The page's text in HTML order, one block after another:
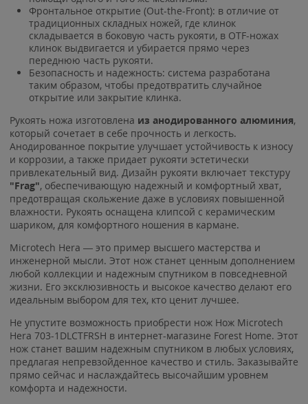
Фронтальное открытие (Out-the-Front): в отличие от
традиционных складных ножей, где клинок
складывается в боковую часть рукояти, в OTF-ножах
клинок выдвигается и убирается прямо через
переднюю часть рукояти.
Безопасность и надежность: система разработана
таким образом, чтобы предотвратить случайное
открытие или закрытие клинка.
Рукоять ножа изготовлена из анодированного алюминия,
который сочетает в себе прочность и легкость.
Анодированное покрытие улучшает устойчивость к износу
и коррозии, а также придает рукояти эстетически
привлекательный вид. Дизайн рукояти включает текстуру
"Frag", обеспечивающую надежный и комфортный хват,
предотвращая скольжение даже в условиях повышенной
влажности. Рукоять оснащена клипсой с керамическим
шариком, для комфортного ношения в кармане.
Microtech Hera — это пример высшего мастерства и
инженерной мысли. Этот нож станет ценным дополнением
любой коллекции и надежным спутником в повседневной
жизни. Его эксклюзивность и высокое качество делают его
идеальным выбором для тех, кто ценит лучшее.
Не упустите возможность приобрести нож Нож Microtech
Hera 703-1DLCTFRSH в интернет-магазине Forest Home. Этот
нож станет вашим надежным спутником в любых условиях,
предлагая непревзойденное качество и стиль. Заказывайте
прямо сейчас и наслаждайтесь высочайшим уровнем
комфорта и надежности.